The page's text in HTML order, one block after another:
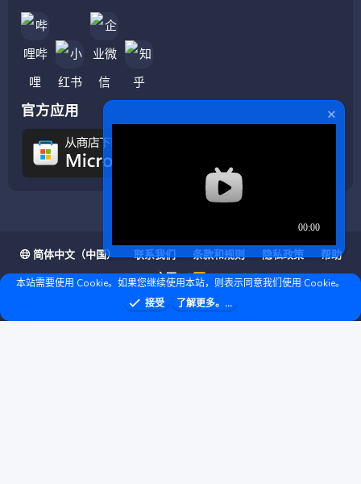
官方应用
简体中文（中国） 联系我们 条款和规则 隐私政策
帮助
主页
R
S
S
❤ © Copyright 2020–2026 基岩科技 版权所有 |Microsoft Marketplace
本站需要使用 Cookie。如果您继续使用本站，则表示同意我们使用 Cookie。
接受
了解更多。...